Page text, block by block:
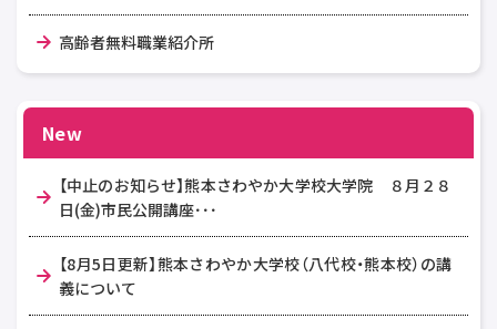
高齢者無料職業紹介所
New
【中止のお知らせ】熊本さわやか大学校大学院 ８月２８
日(金)市民公開講座･･･
【8月5日更新】熊本さわやか大学校（八代校・熊本校）の講
義について